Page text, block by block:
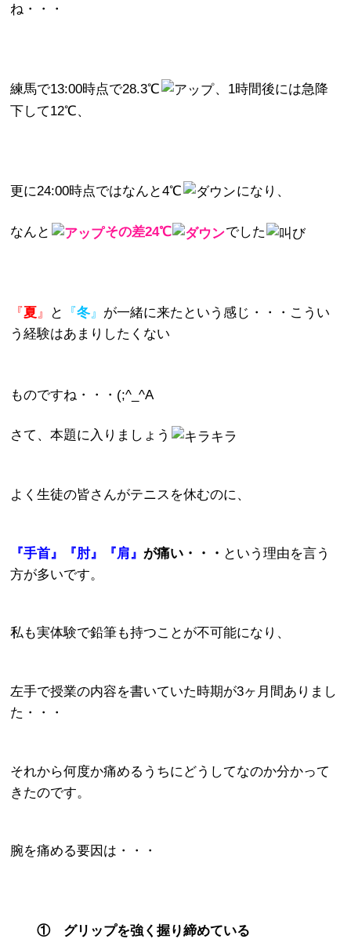
ね・・・
練馬で13:00時点で28.3℃ 、 1時間後には急降
下して12℃、
更に24:00時点ではなんと4℃ になり、
なんと その差24℃ でした
『夏 』 と 『冬』 が一緒に来たという感じ・・・こうい
う経験はあまりしたくない
ものですね・・・(;^_^A
さて、本題に入りましょう
よく生徒の皆さんがテニスを休むのに、
『手首』『肘』『肩』が痛い・・・ という理由を言う
方が多いです。
私も実体験で鉛筆も持つことが不可能になり、
左手で授業の内容を書いていた時期が3ヶ月間ありまし
た・・・
それから何度か痛めるうちにどうしてなのか分かって
きたのです。
腕を痛める要因は・・・
① グリップを強く握り締めている